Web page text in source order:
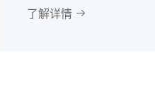
了解详情 